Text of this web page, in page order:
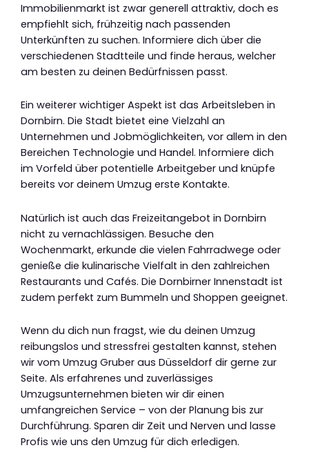
Immobilienmarkt ist zwar generell attraktiv, doch es
empfiehlt sich, frühzeitig nach passenden
Unterkünften zu suchen. Informiere dich über die
verschiedenen Stadtteile und finde heraus, welcher
am besten zu deinen Bedürfnissen passt.
Ein weiterer wichtiger Aspekt ist das Arbeitsleben in
Dornbirn. Die Stadt bietet eine Vielzahl an
Unternehmen und Jobmöglichkeiten, vor allem in den
Bereichen Technologie und Handel. Informiere dich
im Vorfeld über potentielle Arbeitgeber und knüpfe
bereits vor deinem Umzug erste Kontakte.
Natürlich ist auch das Freizeitangebot in Dornbirn
nicht zu vernachlässigen. Besuche den
Wochenmarkt, erkunde die vielen Fahrradwege oder
genieße die kulinarische Vielfalt in den zahlreichen
Restaurants und Cafés. Die Dornbirner Innenstadt ist
zudem perfekt zum Bummeln und Shoppen geeignet.
Wenn du dich nun fragst, wie du deinen Umzug
reibungslos und stressfrei gestalten kannst, stehen
wir vom Umzug Gruber aus Düsseldorf dir gerne zur
Seite. Als erfahrenes und zuverlässiges
Umzugsunternehmen bieten wir dir einen
umfangreichen Service – von der Planung bis zur
Durchführung. Sparen dir Zeit und Nerven und lasse
Profis wie uns den Umzug für dich erledigen.